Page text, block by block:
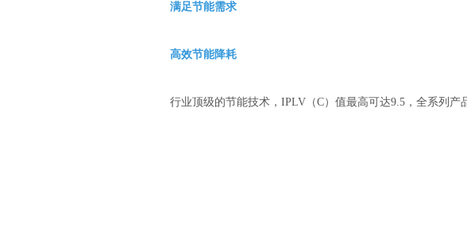
满足节能需求
高效节能降耗
行业顶级的节能技术，IPLV（C）值最高可达9.5，全系列产